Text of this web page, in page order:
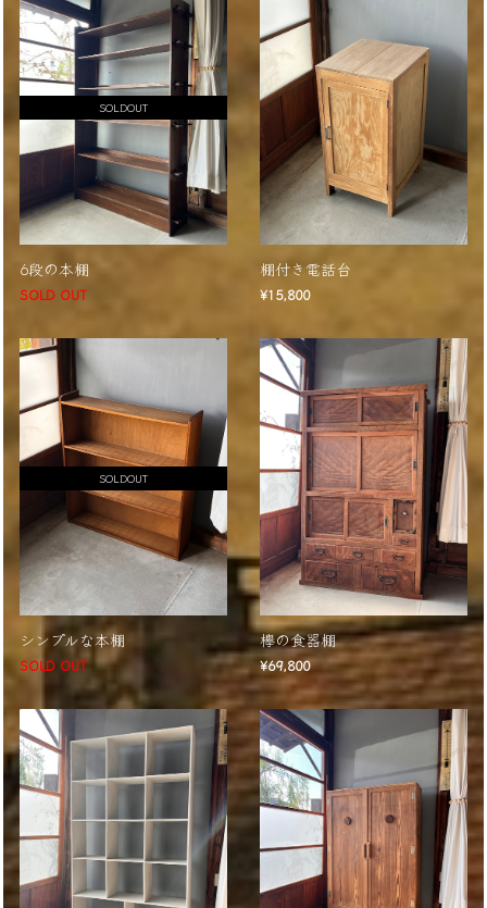
SOLDOUT
6段の本棚
SOLD OUT
棚付き電話台
¥15,800
SOLDOUT
シンプルな本棚
SOLD OUT
欅の食器棚
¥69,800